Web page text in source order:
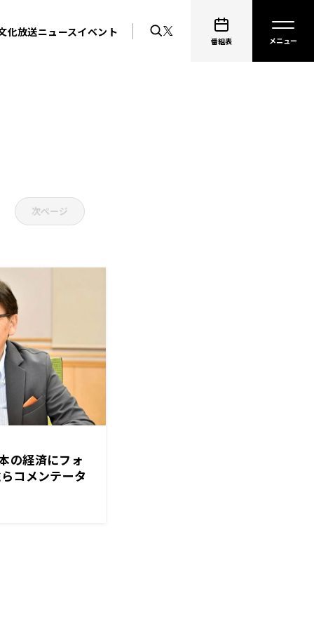
化放送ニュースイベント
番組表
次ページ
の経済にフォ
コメンテータ